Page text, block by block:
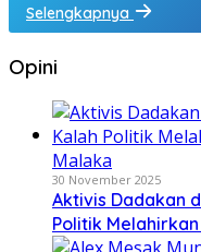
Selengkapnya
Opini
30 November 2025
Aktivis Dadakan
Politik